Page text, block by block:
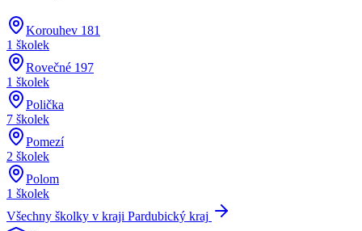
Korouhev 181
1 školek
Rovečné 197
1 školek
Polička
7 školek
Pomezí
2 školek
Polom
1 školek
Všechny školky v kraji Pardubický kraj